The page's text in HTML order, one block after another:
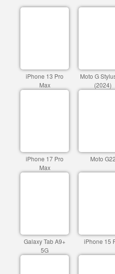
iPhone 13 Pro
Max
Moto G
(2024)
iPhone 17 Pro
Max
Moto G22
Galaxy Tab A9+
5G
iPhone 15